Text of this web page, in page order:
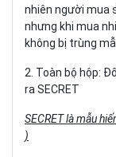
nhiên người mua
nhưng khi mua
không bị trùng
2. Toàn bộ hộp:
ra SECRET
SECRET là mẫu
)